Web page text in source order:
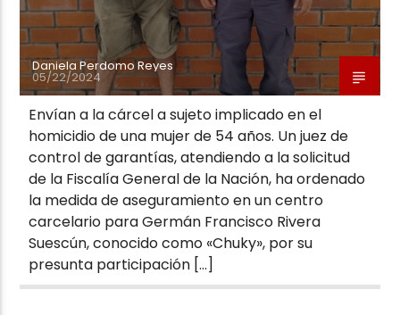
Daniela Perdomo Reyes
05/22/2024
Envían a la cárcel a sujeto implicado en el
homicidio de una mujer de 54 años. Un juez de
control de garantías, atendiendo a la solicitud
de la Fiscalía General de la Nación, ha ordenado
la medida de aseguramiento en un centro
carcelario para Germán Francisco Rivera
Suescún, conocido como «Chuky», por su
presunta participación […]